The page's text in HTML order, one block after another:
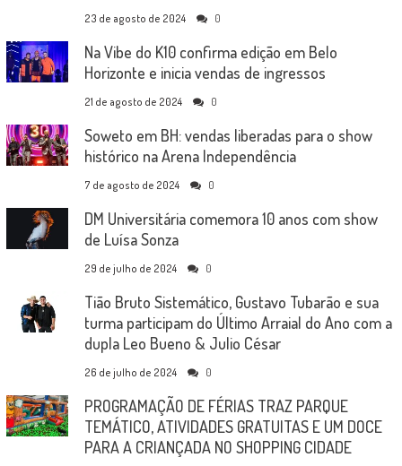
23 de agosto de 2024 0
Na Vibe do K10 confirma edição em Belo
Horizonte e inicia vendas de ingressos
21 de agosto de 2024 0
Soweto em BH: vendas liberadas para o show
histórico na Arena Independência
7 de agosto de 2024 0
DM Universitária comemora 10 anos com show
de Luísa Sonza
29 de julho de 2024 0
Tião Bruto Sistemático, Gustavo Tubarão e sua
turma participam do Último Arraial do Ano com a
dupla Leo Bueno & Julio César
26 de julho de 2024 0
PROGRAMAÇÃO DE FÉRIAS TRAZ PARQUE
TEMÁTICO, ATIVIDADES GRATUITAS E UM DOCE
PARA A CRIANÇADA NO SHOPPING CIDADE